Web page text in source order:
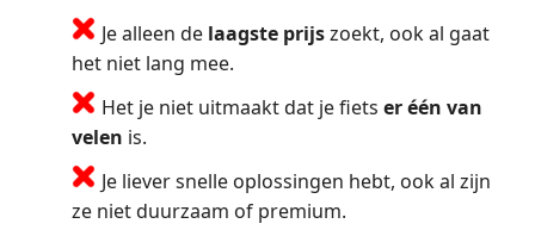
Je alleen de laagste prijszoekt, ook al gaat
het niet lang mee.
Het je niet uitmaakt dat je fiets er één van
velen is.
Je liever snelle oplossingen hebt, ook al zijn
ze niet duurzaam of premium.